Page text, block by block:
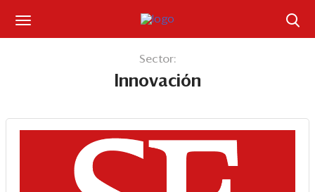
Portada
¿Qué está pasando?
Sectores y Empresas
Sector:
Innovación